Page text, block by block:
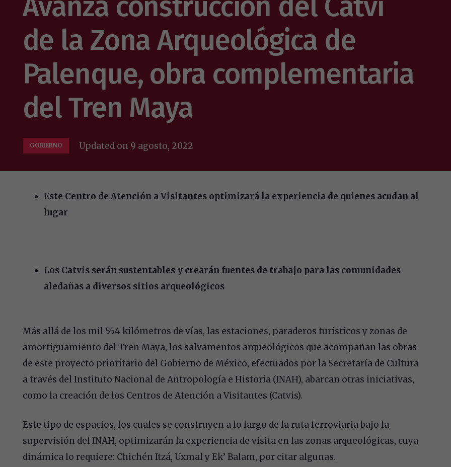
Avanza construcción del Catvi
de la Zona Arqueológica de
Palenque, obra complementaria
del Tren Maya
GOBIERNO Updated on 9 agosto, 2022
Este Centro de Atención a Visitantes optimizará la experiencia de quienes acudan al
lugar
Los Catvis serán sustentables y crearán fuentes de trabajo para las comunidades
aledañas a diversos sitios arqueológicos
Más allá de los mil 554 kilómetros de vías, las estaciones, paraderos turísticos y zonas de
amortiguamiento del Tren Maya, los salvamentos arqueológicos que acompañan las obras
de este proyecto prioritario del Gobierno de México, efectuados por la Secretaría de Cultura
a través del Instituto Nacional de Antropología e Historia (INAH), abarcan otras iniciativas,
como la creación de los Centros de Atención a Visitantes (Catvis).
Este tipo de espacios, los cuales se construyen a lo largo de la ruta ferroviaria bajo la
supervisión del INAH, optimizarán la experiencia de visita en las zonas arqueológicas, cuya
dinámica lo requiere: Chichén Itzá, Uxmal y Ek’ Balam, por citar algunas.